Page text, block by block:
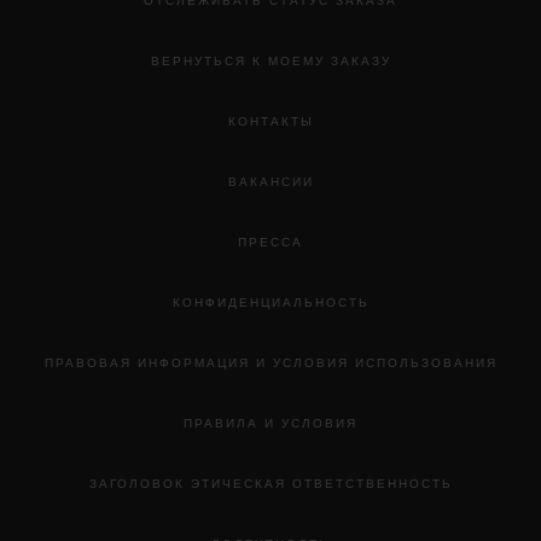
ВЕРНУТЬСЯ К МОЕМУ ЗАКАЗУ
КОНТАКТЫ
ВАКАНСИИ
ПРЕССА
КОНФИДЕНЦИАЛЬНОСТЬ
ПРАВОВАЯ ИНФОРМАЦИЯ И УСЛОВИЯ ИСПОЛЬЗОВАНИЯ
ПРАВИЛА И УСЛОВИЯ
ЗАГОЛОВОК ЭТИЧЕСКАЯ ОТВЕТСТВЕННОСТЬ